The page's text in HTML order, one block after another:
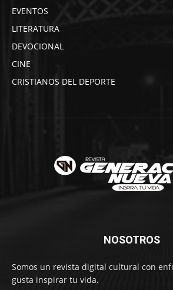
EVENTOS
LITERATURA
DEVOCIONAL
CINE
CRISTIANOS DEL DEPORTE
NOSOTROS
Somos un revista digital cultural con
gusta inspirar tu vida.